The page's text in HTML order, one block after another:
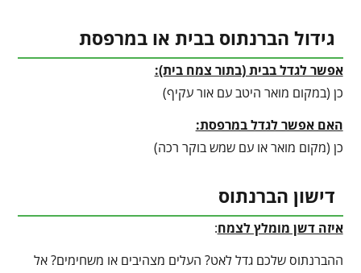
גידול הברנתוס בבית או במרפסת
אפשר לגדל בבית (בתור צמח בית):
כן (במקום מואר היטב עם אור עקיף)
האם אפשר לגדל במרפסת:
כן (מקום מואר או עם שמש בוקר רכה)
דישון הברנתוס
איזה דשן מומלץ לצמח:
ההברנתוס שלכם גדל לאט? העלים מצהיבים או משחימים? אל